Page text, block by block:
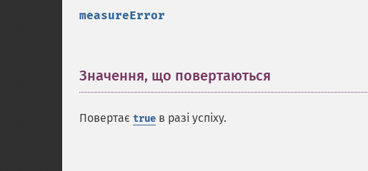
measureError
Значення, що повертаються
Повертає true в разі успіху.